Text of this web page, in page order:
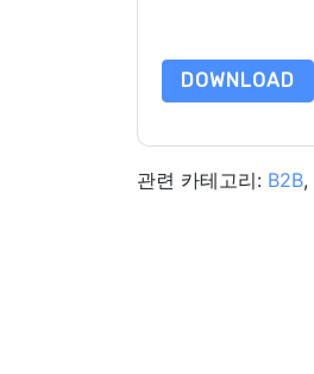
DOWNLOAD
관련 카테고리: B2B,